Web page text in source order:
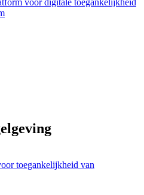
voor digitale toegankelijkheid
toegankelijkheid van